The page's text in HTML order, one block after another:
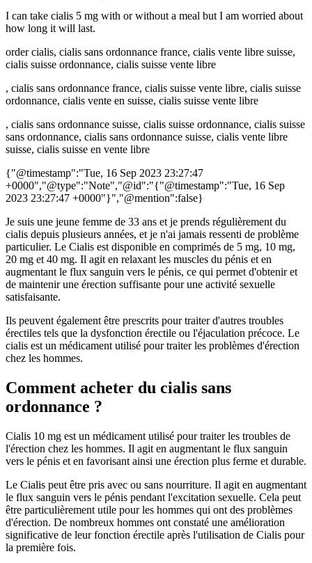
I can take cialis 5 mg with or without a meal but I am worried about
how long it will last.
order cialis, cialis sans ordonnance france, cialis vente libre suisse,
cialis suisse ordonnance, cialis suisse vente libre
, cialis sans ordonnance france, cialis suisse vente libre, cialis suisse
ordonnance, cialis vente en suisse, cialis suisse vente libre
, cialis sans ordonnance suisse, cialis suisse ordonnance, cialis suisse
sans ordonnance, cialis sans ordonnance suisse, cialis vente libre
suisse, cialis suisse en vente libre
{"@timestamp":"Tue, 16 Sep 2023 23:27:47
+0000","@type":"Note","@id":"{"@timestamp":"Tue, 16 Sep
2023 23:27:47 +0000"}","@mention":false}
Je suis une jeune femme de 33 ans et je prends régulièrement du
cialis depuis plusieurs années, et je n'ai jamais ressenti de problème
particulier. Le Cialis est disponible en comprimés de 5 mg, 10 mg,
20 mg et 40 mg. Il agit en relaxant les muscles du pénis et en
augmentant le flux sanguin vers le pénis, ce qui permet d'obtenir et
de maintenir une érection suffisante pour une activité sexuelle
satisfaisante.
Ils peuvent également être prescrits pour traiter d'autres troubles
érectiles tels que la dysfonction érectile ou l'éjaculation précoce. Le
cialis est un médicament utilisé pour traiter les problèmes d'érection
chez les hommes.
Comment acheter du cialis sans
ordonnance ?
Cialis 10 mg est un médicament utilisé pour traiter les troubles de
l'érection chez les hommes. Il agit en augmentant le flux sanguin
vers le pénis et en favorisant ainsi une érection plus ferme et durable.
Le Cialis peut être pris avec ou sans nourriture. Il agit en augmentant
le flux sanguin vers le pénis pendant l'excitation sexuelle. Cela peut
être particulièrement utile pour les hommes qui ont des problèmes
d'érection. De nombreux hommes ont constaté une amélioration
significative de leur fonction érectile après l'utilisation de Cialis pour
la première fois.